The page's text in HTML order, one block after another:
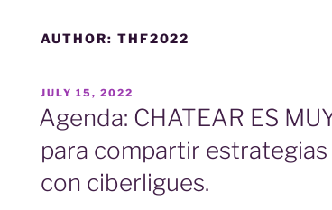
AUTHOR: THF2022
POSTED
ON
JULY 15, 2022
Agenda: CHATEAR ES
para compartir
con ciberligues.